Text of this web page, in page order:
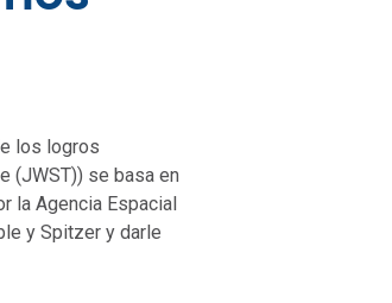
los logros
(JWST)) se basa en
la Agencia Espacial
y Spitzer y darle